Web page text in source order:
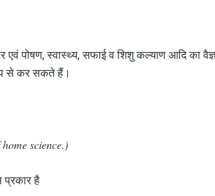
एवं पोषण, स्वास्थ्य, सफाई व शिशु कल्याण आदि का
से कर सकते हैं।
science.)
प्रकार है